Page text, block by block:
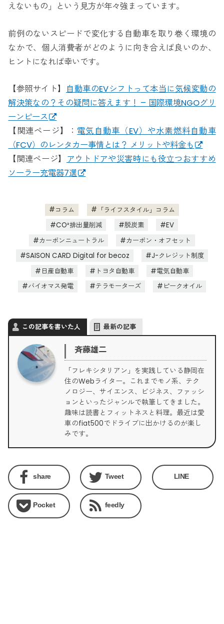
えないもの」という見方が年々強まっています。
前例のないスピードで変化する自動車を取り巻く環境の
なかで、個人消費者がどのように向き合えば良いのか、
ヒントになれば幸いです。
【参照サイト】
自動車のEVシフトって本当に気候変動の
解決策なの？その疑問に答えます！ – 国際環境NGOグリ
ーンピース
【関連ページ】： 電気自動車（EV）や水素燃料自動車
（FCV）のレンタカー事情とは？ メリットや料金も
【関連ページ】 アウトドアや災害時にも役立つおすすめ
ソーラー充電器7選
コラム
「ライフスタイル」コラム
CO²排出量削減
脱炭素
EV
カーボンニュートラル
カーボン・オフセット
SAISON CARD Digital for becoz
J-クレジット制度
日産自動車
トヨタ自動車
電気自動車
バイオマス発電
テラモーターズ ピークオイル
この記事を書いた人 最新の記事
斉藤雄二
「フレキシタリアン」を実践している静岡在
住のWebライター。これまでモノ系、テク
ノロジー、サイエンス、ビジネス、ファッシ
ョンといったジャンルで執筆してきました。
趣味は読書とフィットネスと料理。最近は愛
車のfiat500でドライブに出かけるのが楽し
みです。
share Tweet LINE
Pocket feedly